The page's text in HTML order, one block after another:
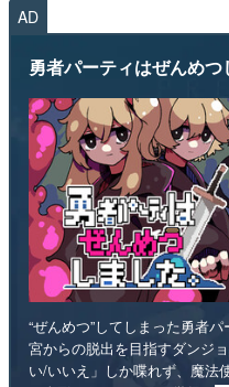
AD
勇者パーティはぜんめつ
“ぜんめつ”してしまった勇者
宮からの脱出を目指すダンジ
い/いいえ」しか喋れず、魔法